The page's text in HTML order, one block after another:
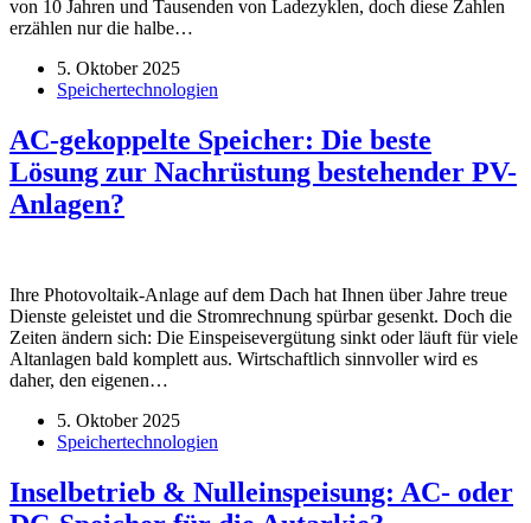
von 10 Jahren und Tausenden von Ladezyklen, doch diese Zahlen
erzählen nur die halbe…
5. Oktober 2025
Speichertechnologien
AC-gekoppelte Speicher: Die beste
Lösung zur Nachrüstung bestehender PV-
Anlagen?
Ihre Photovoltaik-Anlage auf dem Dach hat Ihnen über Jahre treue
Dienste geleistet und die Stromrechnung spürbar gesenkt. Doch die
Zeiten ändern sich: Die Einspeisevergütung sinkt oder läuft für viele
Altanlagen bald komplett aus. Wirtschaftlich sinnvoller wird es
daher, den eigenen…
5. Oktober 2025
Speichertechnologien
Inselbetrieb & Nulleinspeisung: AC- oder